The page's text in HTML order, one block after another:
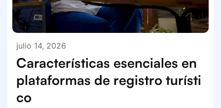
julio 14, 2026
Características esenciales en
plataformas de registro turísti
co